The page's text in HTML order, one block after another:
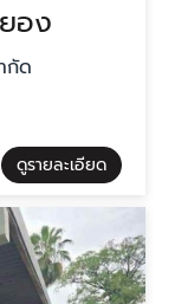
อง
กัด
ดูรายละเอียด